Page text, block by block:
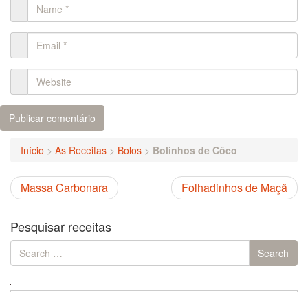
Início > As Receitas > Bolos > Bolinhos de Côco
Folhadinhos de Maçã
Massa Carbonara
Pesquisar receitas
Search
for:
Search